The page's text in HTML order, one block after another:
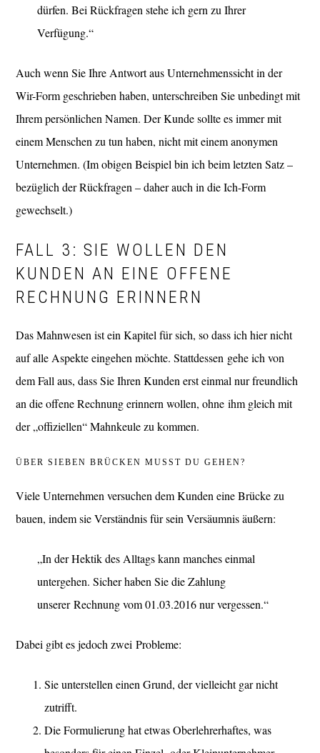
dürfen. Bei Rückfragen stehe ich gern zu Ihrer
Verfügung.“
Auch wenn Sie Ihre Antwort aus Unternehmenssicht in der
Wir-Form geschrieben haben, unterschreiben Sie unbedingt mit
Ihrem persönlichen Namen. Der Kunde sollte es immer mit
einem Menschen zu tun haben, nicht mit einem anonymen
Unternehmen. (Im obigen Beispiel bin ich beim letzten Satz –
bezüglich der Rückfragen – daher auch in die Ich-Form
gewechselt.)
FALL 3: SIE WOLLEN DEN
KUNDEN AN EINE OFFENE
RECHNUNG ERINNERN
Das Mahnwesen ist ein Kapitel für sich, so dass ich hier nicht
auf alle Aspekte eingehen möchte. Stattdessen gehe ich von
dem Fall aus, dass Sie Ihren Kunden erst einmal nur freundlich
an die offene Rechnung erinnern wollen, ohne ihm gleich mit
der „offiziellen“ Mahnkeule zu kommen.
ÜBER SIEBEN BRÜCKEN MUSST DU GEHEN?
Viele Unternehmen versuchen dem Kunden eine Brücke zu
bauen, indem sie Verständnis für sein Versäumnis äußern:
„In der Hektik des Alltags kann manches einmal
untergehen. Sicher haben Sie die Zahlung
unserer Rechnung vom 01.03.2016 nur vergessen.“
Dabei gibt es jedoch zwei Probleme:
Sie unterstellen einen Grund, der vielleicht gar nicht
zutrifft.
Die Formulierung hat etwas Oberlehrerhaftes, was